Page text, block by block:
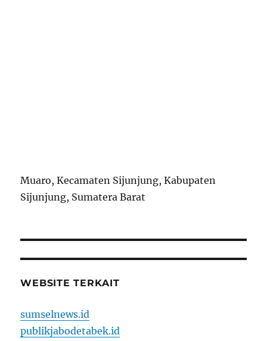
Muaro, Kecamaten Sijunjung, Kabupaten
Sijunjung, Sumatera Barat
WEBSITE TERKAIT
sumselnews.id
publikjabodetabek.id